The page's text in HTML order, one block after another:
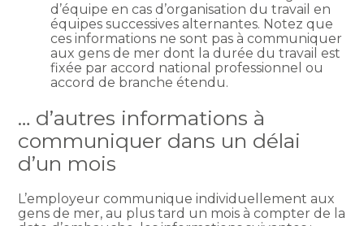
d’équipe en cas d’organisation du travail en
équipes successives alternantes. Notez que
ces informations ne sont pas à communiquer
aux gens de mer dont la durée du travail est
fixée par accord national professionnel ou
accord de branche étendu.
… d’autres informations à
communiquer dans un délai
d’un mois
L’employeur communique individuellement aux
gens de mer, au plus tard un mois à compter de la